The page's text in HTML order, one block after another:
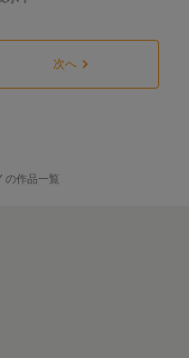
次へ
の作品一覧